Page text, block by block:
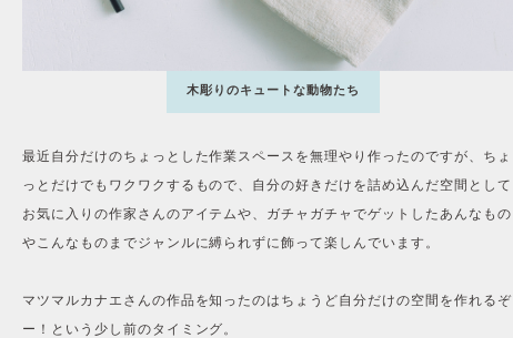
木彫りのキュートな動物たち
最近自分だけのちょっとした作業スペースを無理やり作ったのですが、ちょ
っとだけでもワクワクするもので、自分の好きだけを詰め込んだ空間として
お気に入りの作家さんのアイテムや、ガチャガチャでゲットしたあんなもの
やこんなものまでジャンルに縛られずに飾って楽しんでいます。
マツマルカナエさんの作品を知ったのはちょうど自分だけの空間を作れるぞ
ー！という少し前のタイミング。